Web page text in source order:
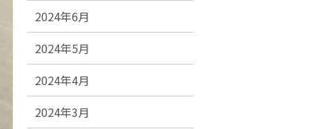
2024年6月
2024年5月
2024年4月
2024年3月